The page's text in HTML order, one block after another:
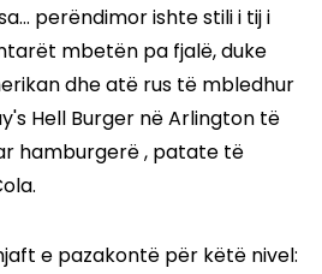
perëndimor ishte stili i tij i
mbetën pa fjalë, duke
dhe atë rus të mbledhur
Hell Burger në Arlington të
hamburgerë , patate të
e pazakontë për këtë nivel: